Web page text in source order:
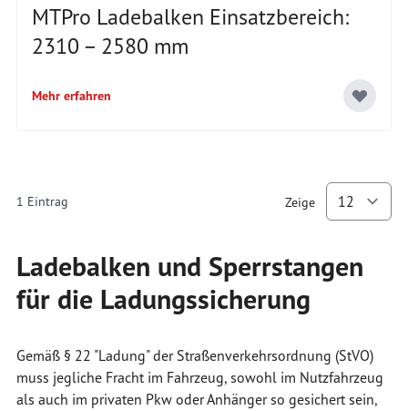
MTPro Ladebalken Einsatzbereich:
2310 – 2580 mm
Mehr erfahren
1 Eintrag Zeige
Ladebalken und Sperrstangen
für die Ladungssicherung
Gemäß § 22 "Ladung" der Straßenverkehrsordnung (StVO)
muss jegliche Fracht im Fahrzeug, sowohl im Nutzfahrzeug
als auch im privaten Pkw oder Anhänger so gesichert sein,